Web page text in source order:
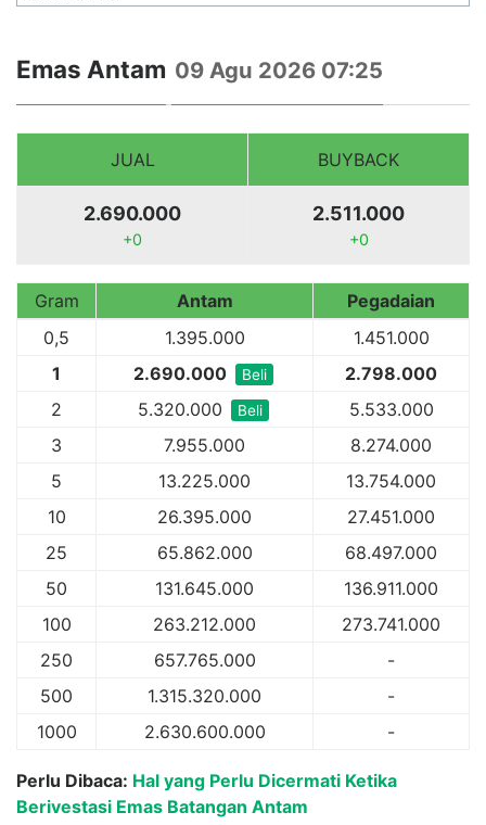
Emas Antam 09 Agu 2026 07:25
JUAL BUYBACK
2.690.000
+0
2.511.000
+0
Gram Antam
Pegadaian
0,5
1.395.000
1.451.000
1
2.690.000 Beli
2.798.000
2
5.320.000 Beli
5.533.000
3
7.955.000
8.274.000
5
13.225.000
13.754.000
10
26.395.000
27.451.000
25
65.862.000
68.497.000
50
131.645.000
136.911.000
100
263.212.000
273.741.000
250
657.765.000
-
500
1.315.320.000
-
1000
2.630.600.000 -
Perlu Dibaca: Hal yang Perlu Dicermati Ketika
Berivestasi Emas Batangan Antam